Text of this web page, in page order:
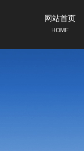
网站首页
HOME